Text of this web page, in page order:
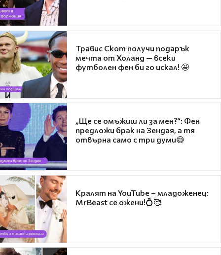
Травис Скот получи подарък
мечта от Холанд — всеки
футболен фен би го искал! 🤩
„Ще се омъжиш ли за мен?“: Фен
предложи брак на Зендая, а тя
отвърна само с три думи😅
Кралят на YouTube – младоженец:
MrBeast се ожени!💍🥰